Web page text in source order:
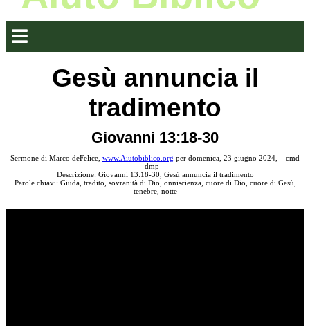
Gesù annuncia il
tradimento
Giovanni 13:18-30
Sermone di Marco deFelice, www.Aiutobiblico.org per domenica, 23 giugno 2024, – cmd
dmp –
Descrizione: Giovanni 13:18-30, Gesù annuncia il tradimento
Parole chiavi: Giuda, tradito, sovranità di Dio, onniscienza, cuore di Dio, cuore di Gesù,
tenebre, notte